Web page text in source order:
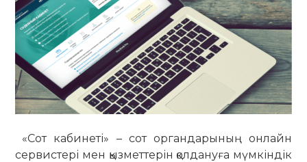
«Сот кабинеті» – сот органдарының онлайн
сервистері мен қызметтерін қолдануға мүмкіндік